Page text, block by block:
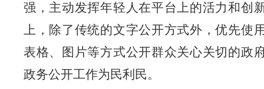
强，主动发挥年轻人在平台上的活力和创
上，除了传统的文字公开方式外，优先使
表格、图片等方式公开群众关心关切的政
政务公开工作为民利民。